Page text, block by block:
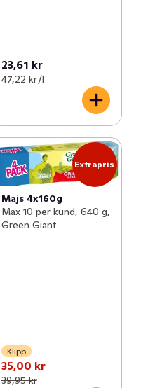
23,61 kr
47,22 kr /l
Extrapris
Majs 4x160g
Max 10 per kund, 640 g,
Green Giant
Klipp
35,00 kr
39,95 kr